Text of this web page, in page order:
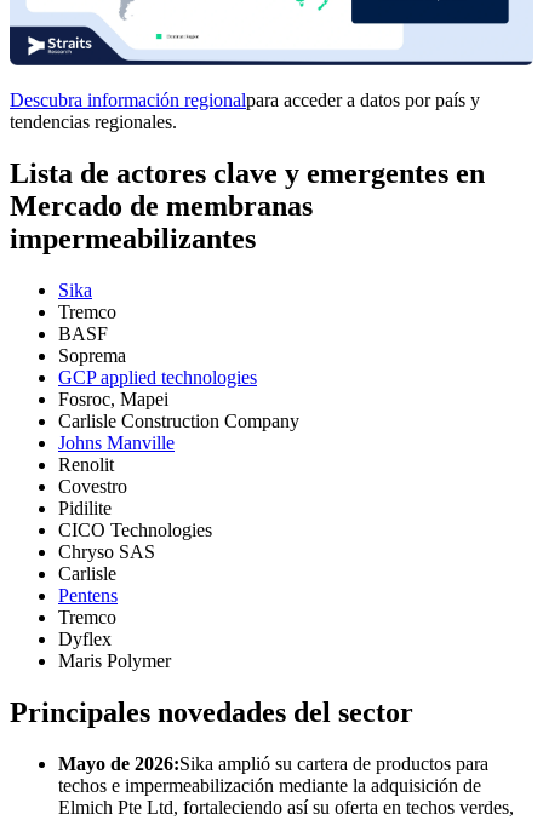
Descubra información regionalpara acceder a datos por país y
tendencias regionales.
Lista de actores clave y emergentes en
Mercado de membranas
impermeabilizantes
Sika
Tremco
BASF
Soprema
GCP applied technologies
Fosroc, Mapei
Carlisle Construction Company
Johns Manville
Renolit
Covestro
Pidilite
CICO Technologies
Chryso SAS
Carlisle
Pentens
Tremco
Dyflex
Maris Polymer
Principales novedades del sector
Mayo de 2026:Sika amplió su cartera de productos para
techos e impermeabilización mediante la adquisición de
Elmich Pte Ltd, fortaleciendo así su oferta en techos verdes,